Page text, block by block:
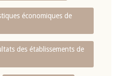
économiques de
des établissements de